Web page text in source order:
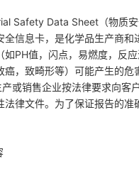
Safety Data Sheet（物质
全信息卡，是化学品生产商和
如PH值，闪点，易燃度，反
癌，致畸形等）可能产生的
或销售企业按法律要求向客
法律文件。为了保证报告的准